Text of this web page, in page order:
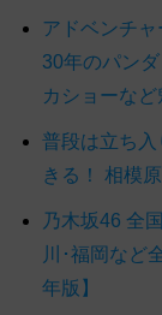
アドベンチ
30年のパン
カショーな
普段は立ち
きる！ 相模
乃木坂46 全
川･福岡など
年版】